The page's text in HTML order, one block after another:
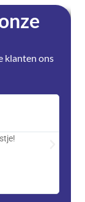
klanten ons